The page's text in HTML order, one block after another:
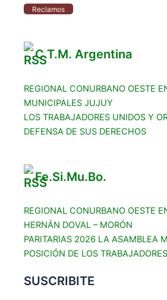
Reclamos
C.T.M. Argentina
REGIONAL CONURBANO OESTE
MUNICIPALES JUJUY
LOS TRABAJADORES UNIDOS Y
DEFENSA DE SUS DERECHOS
Fe.Si.Mu.Bo.
REGIONAL CONURBANO OESTE
HERNÁN DOVAL – MORÓN
PARITARIAS 2026 LA ASAMBLEA
POSICIÓN DE LOS TRABAJADORES
SUSCRIBITE